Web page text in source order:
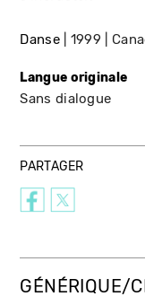
Danse 1999
Langue originale
Sans dialogue
PARTAGER
GÉNÉRIQUE/